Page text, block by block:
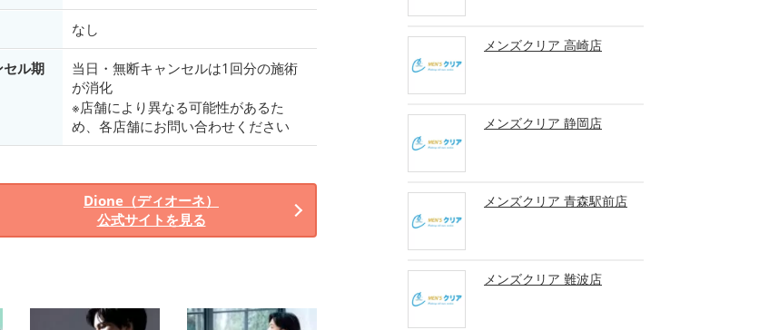
なし
ル期
当日・無断キャンセルは1回分の施術
が消化
※店舗により異なる可能性があるた
め、各店舗にお問い合わせください
Dione（ディオーネ）
公式サイトを見る
メンズクリア 高崎店
メンズクリア 静岡店
メンズクリア 青森駅前店
メンズクリア 難波店